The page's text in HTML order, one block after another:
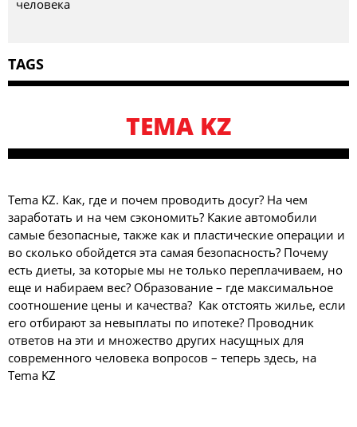
человека
TAGS
TEMA KZ
Tema KZ. Как, где и почем проводить досуг? На чем
заработать и на чем сэкономить? Какие автомобили
самые безопасные, также как и пластические операции и
во сколько обойдется эта самая безопасность? Почему
есть диеты, за которые мы не только переплачиваем, но
еще и набираем вес? Образование – где максимальное
соотношение цены и качества? Как отстоять жилье, если
его отбирают за невыплаты по ипотеке? Проводник
ответов на эти и множество других насущных для
современного человека вопросов – теперь здесь, на
Tema KZ